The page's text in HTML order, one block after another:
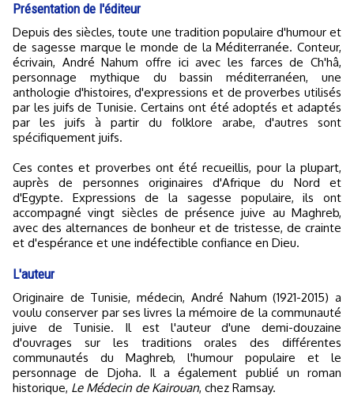
Présentation de l'éditeur
Depuis des siècles, toute une tradition populaire d'humour et
de sagesse marque le monde de la Méditerranée. Conteur,
écrivain, André Nahum offre ici avec les farces de Ch'hâ,
personnage mythique du bassin méditerranéen, une
anthologie d'histoires, d'expressions et de proverbes utilisés
par les juifs de Tunisie. Certains ont été adoptés et adaptés
par les juifs à partir du folklore arabe, d'autres sont
spécifiquement juifs.
Ces contes et proverbes ont été recueillis, pour la plupart,
auprès de personnes originaires d'Afrique du Nord et
d'Egypte. Expressions de la sagesse populaire, ils ont
accompagné vingt siècles de présence juive au Maghreb,
avec des alternances de bonheur et de tristesse, de crainte
et d'espérance et une indéfectible confiance en Dieu.
L'auteur
Originaire de Tunisie, médecin, André Nahum (1921-2015) a
voulu conserver par ses livres la mémoire de la communauté
juive de Tunisie. Il est l'auteur d'une demi-douzaine
d'ouvrages sur les traditions orales des différentes
communautés du Maghreb, l'humour populaire et le
personnage de Djoha. Il a également publié un roman
historique, Le Médecin de Kairouan, chez Ramsay.